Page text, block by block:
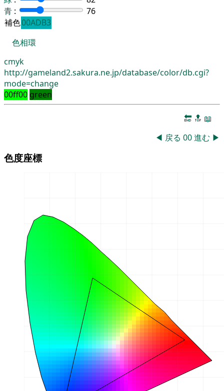
青 :
76
補色00ADB3
色相環
cmyk
http://gameland2.sakura.ne.jp/database/color/db.cgi?
mode=change
00ff00 green
🔚 🔝 📖
◀ 戻る 00進む ▶
色度座標